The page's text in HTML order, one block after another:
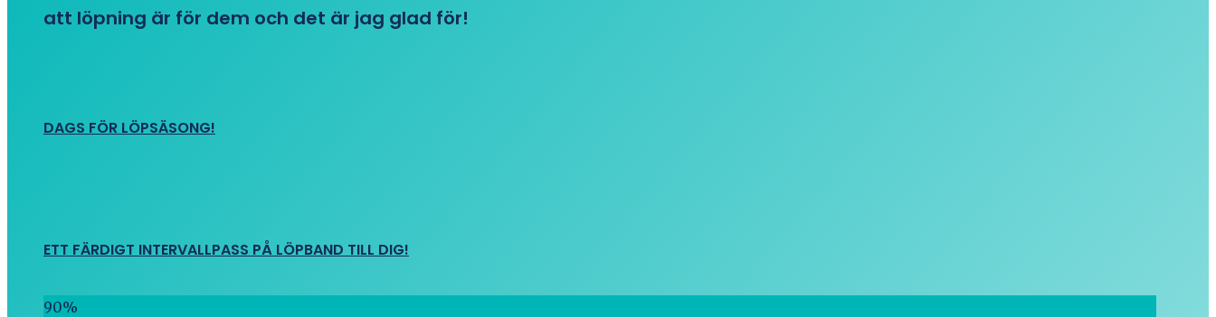
att löpning är för dem och det är jag glad för!
DAGS FÖR LÖPSÄSONG!
ETT FÄRDIGT INTERVALLPASS PÅ LÖPBAND TILL DIG!
90%